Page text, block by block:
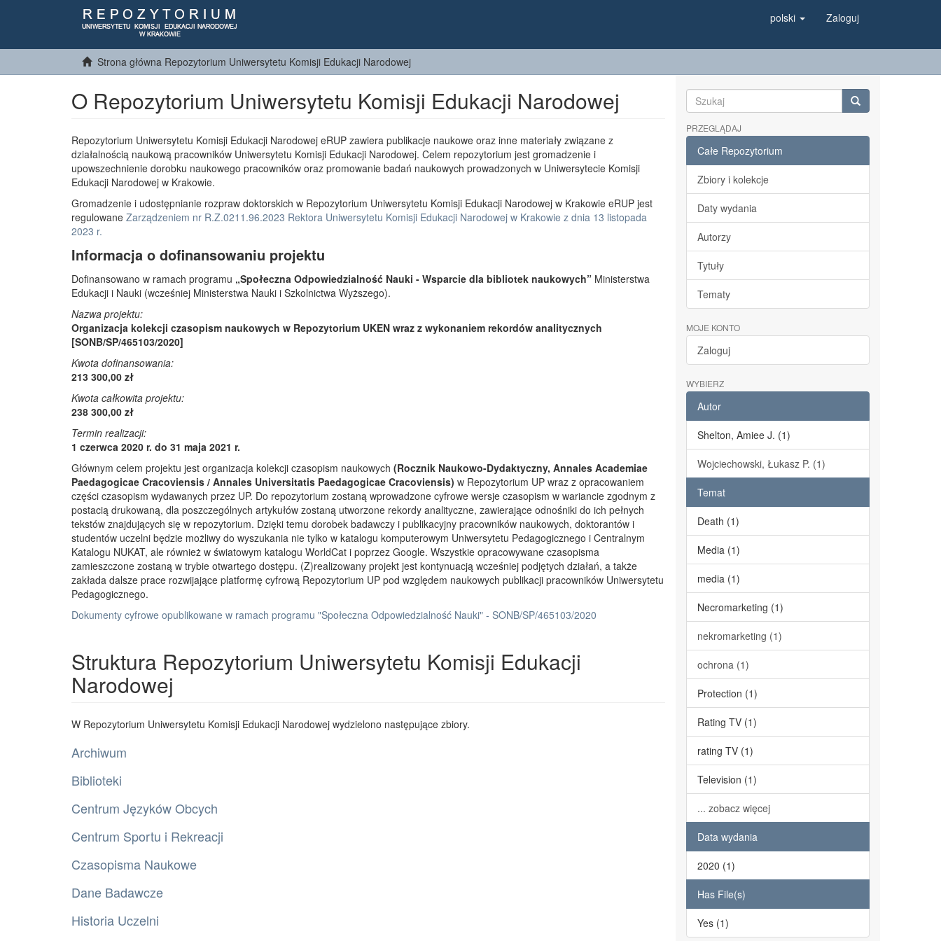
polski Zaloguj
Strona główna Repozytorium Uniwersytetu Komisji Edukacji Narodowej
O Repozytorium Uniwersytetu Komisji Edukacji Narodowej
Repozytorium Uniwersytetu Komisji Edukacji Narodowej eRUP zawiera publikacje naukowe oraz inne materiały związane z
działalnością naukową pracowników Uniwersytetu Komisji Edukacji Narodowej. Celem repozytorium jest gromadzenie i
upowszechnienie dorobku naukowego pracowników oraz promowanie badań naukowych prowadzonych w Uniwersytecie Komisji
Edukacji Narodowej w Krakowie.
Gromadzenie i udostępnianie rozpraw doktorskich w Repozytorium Uniwersytetu Komisji Edukacji Narodowej w Krakowie eRUP jest
regulowane Zarządzeniem nr R.Z.0211.96.2023 Rektora Uniwersytetu Komisji Edukacji Narodowej w Krakowie z dnia 13 listopada
2023 r.
Informacja o dofinansowaniu projektu
Dofinansowano w ramach programu „Społeczna Odpowiedzialność Nauki - Wsparcie dla bibliotek naukowych” Ministerstwa
Edukacji i Nauki (wcześniej Ministerstwa Nauki i Szkolnictwa Wyższego).
Nazwa projektu:
Organizacja kolekcji czasopism naukowych w Repozytorium UKEN wraz z wykonaniem rekordów analitycznych
[SONB/SP/465103/2020]
Kwota dofinansowania:
213 300,00 zł
Kwota całkowita projektu:
238 300,00 zł
Termin realizacji:
1 czerwca 2020 r. do 31 maja 2021 r.
Głównym celem projektu jest organizacja kolekcji czasopism naukowych (Rocznik Naukowo-Dydaktyczny, Annales Academiae
Paedagogicae Cracoviensis / Annales Universitatis Paedagogicae Cracoviensis) w Repozytorium UP wraz z opracowaniem
części czasopism wydawanych przez UP. Do repozytorium zostaną wprowadzone cyfrowe wersje czasopism w wariancie zgodnym z
postacią drukowaną, dla poszczególnych artykułów zostaną utworzone rekordy analityczne, zawierające odnośniki do ich pełnych
tekstów znajdujących się w repozytorium. Dzięki temu dorobek badawczy i publikacyjny pracowników naukowych, doktorantów i
studentów uczelni będzie możliwy do wyszukania nie tylko w katalogu komputerowym Uniwersytetu Pedagogicznego i Centralnym
Katalogu NUKAT, ale również w światowym katalogu WorldCat i poprzez Google. Wszystkie opracowywane czasopisma
zamieszczone zostaną w trybie otwartego dostępu. (Z)realizowany projekt jest kontynuacją wcześniej podjętych działań, a także
zakłada dalsze prace rozwijające platformę cyfrową Repozytorium UP pod względem naukowych publikacji pracowników Uniwersytetu
Pedagogicznego.
Dokumenty cyfrowe opublikowane w ramach programu "Społeczna Odpowiedzialność Nauki" - SONB/SP/465103/2020
Struktura Repozytorium Uniwersytetu Komisji Edukacji
Narodowej
W Repozytorium Uniwersytetu Komisji Edukacji Narodowej wydzielono następujące zbiory.
Archiwum
Biblioteki
Centrum Języków Obcych
Centrum Sportu i Rekreacji
Czasopisma Naukowe
Dane Badawcze
Historia Uczelni
PRZEGLĄDAJ
Całe Repozytorium
Zbiory i kolekcje
Daty wydania
Autorzy
Tytuły
Tematy
MOJE KONTO
Zaloguj
WYBIERZ
Autor
Shelton, Amiee J. (1)
Wojciechowski, Łukasz P. (1)
Temat
Death (1)
Media (1)
media (1)
Necromarketing (1)
nekromarketing (1)
ochrona (1)
Protection (1)
Rating TV (1)
rating TV (1)
Television (1)
... zobacz więcej
Data wydania
2020 (1)
Has File(s)
Yes (1)